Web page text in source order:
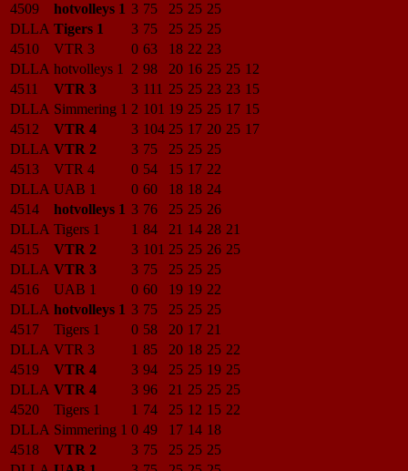
4509
hotvolleys 1 3 75 25 25 25
DLLA Tigers 1 3 75 25 25 25
4510
VTR 3 0 63 18 22 23
DLLA hotvolleys 1 2 98 20 16 25 25 12
4511
VTR 3 3 111 25 25 23 23 15
DLLA Simmering 1 2 101 19 25 25 17 15
4512
VTR 4 3 104 25 17 20 25 17
DLLA VTR 2 3 75 25 25 25
4513
VTR 4 0 54 15 17 22
DLLA UAB 1 0 60 18 18 24
4514
hotvolleys 1 3 76 25 25 26
DLLA Tigers 1 1 84 21 14 28 21
4515
VTR 2 3 101 25 25 26 25
DLLA VTR 3 3 75 25 25 25
4516
UAB 1 0 60 19 19 22
DLLA hotvolleys 1 3 75 25 25 25
4517
Tigers 1 0 58 20 17 21
DLLA VTR 3 1 85 20 18 25 22
4519
VTR 4 3 94 25 25 19 25
DLLA VTR 4 3 96 21 25 25 25
4520
Tigers 1 1 74 25 12 15 22
DLLA Simmering 1 0 49 17 14 18
4518
VTR 2 3 75 25 25 25